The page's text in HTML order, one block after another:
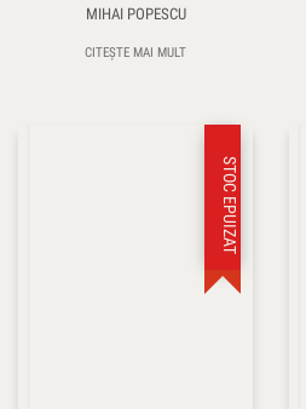
MIHAI POPESCU
CITEȘTE MAI MULT
STOC EPUIZAT